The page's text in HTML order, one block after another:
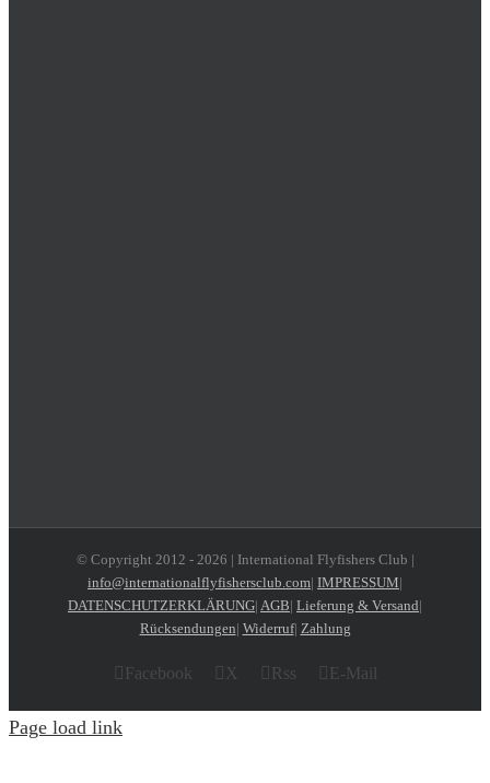
© Copyright 2012 - 2026 | International Flyfishers Club |
info@internationalflyfishersclub.com| IMPRESSUM|
DATENSCHUTZERKLÄRUNG| AGB| Lieferung & Versand|
Rücksendungen| Widerruf| Zahlung
Facebook X Rss E-Mail
Page load link